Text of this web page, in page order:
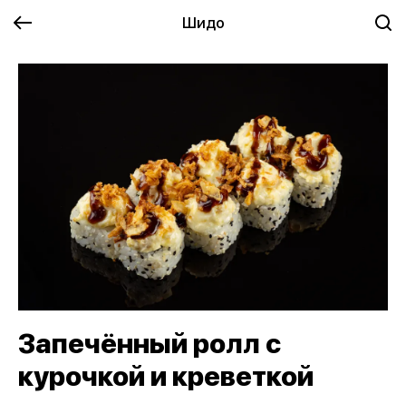
Шидо
Запечённый ролл с
курочкой и креветкой